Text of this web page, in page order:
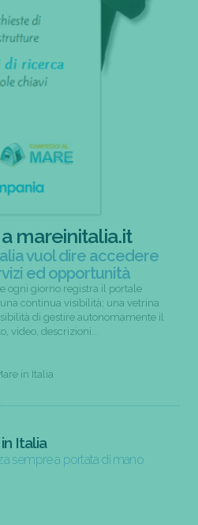
mareinitalia.it
vuol dire accedere
ed opportunità
ogni giorno registra il portale
continua visibilità; una vetrina
di gestire autonomamente il
video, descrizioni...
in Italia
Italia
sempre a portata di mano